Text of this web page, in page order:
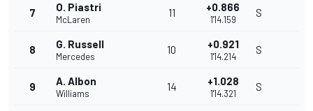
7 O. Piastri
McLaren
11 +0.866
1'14.159
S
8 G. Russell
Mercedes
10 +0.921
1'14.214
S
9 A. Albon
Williams
14 +1.028
1'14.321
S